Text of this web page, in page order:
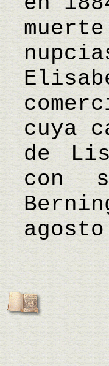
cuya
de
con